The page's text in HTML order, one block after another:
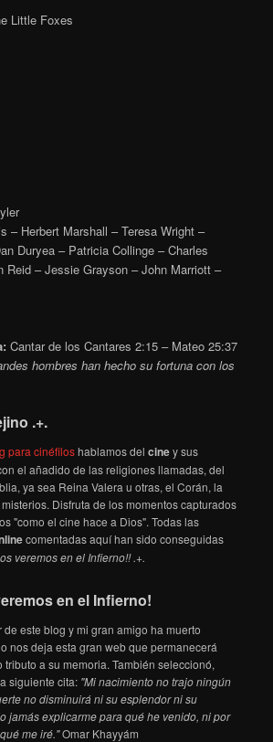
Little Foxes
– Herbert Marshall – Teresa Wright –
Duryea – Patricia Collinge – Charles
Reid – Jessie Grayson – John Marriott –
Cantar de los Cantares 2:15 – Mateo 25:37
hombres han hecho su fortuna con los
.+.
para cinéfiloshablamos delciney sus
el añadido de las religiones llamadas, del
ya sea Reina Valera u otras, el Corán, la
misterios. Disfruta de los momentos capturados
"como el cine hace a Dios". Todas las
comentadas aquí han sido conseguidas
veremos en el Infierno!! .+.
en el Infierno!
este blog y mi gran amigo ha muerto
nos deja esta gran web que permanecerá
a su memoria. También seleccionó,
siguiente cita: "Mi nacimiento no trajo ningún
no disminuirá ni su esplendor ni su
jamás explicarme para qué he venido, ni por
me iré."Omar Khayyám